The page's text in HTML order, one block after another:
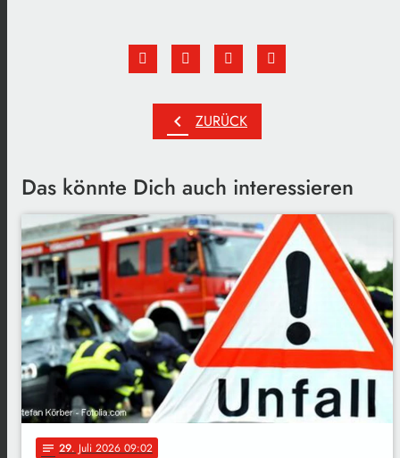
chevron_left ZURÜCK
Das könnte Dich auch interessieren
notes 29. Juli 2026 09:02